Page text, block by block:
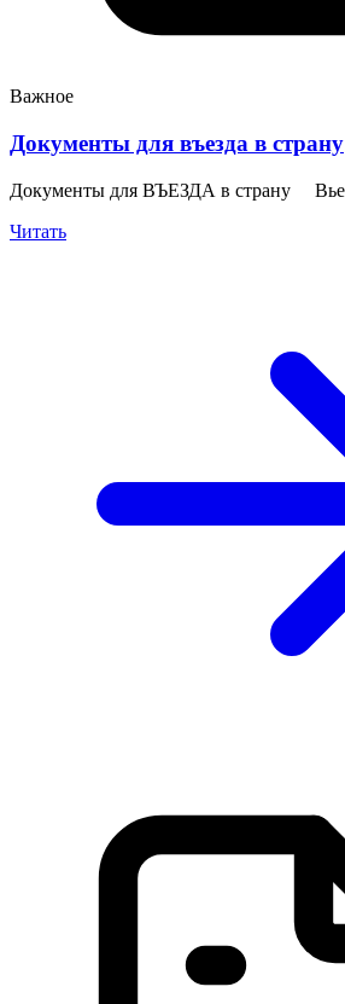
Важное
Документы для въезда в страну
Документы для ВЪЕЗДА в страну
Читать